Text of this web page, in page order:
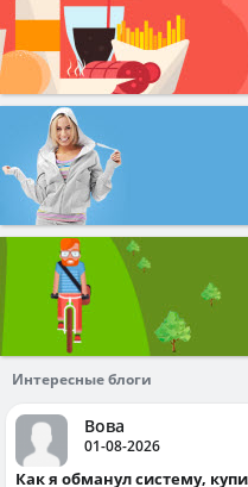
Интересные блоги
Вова
01-08-2026
Как я обманул систему, купил